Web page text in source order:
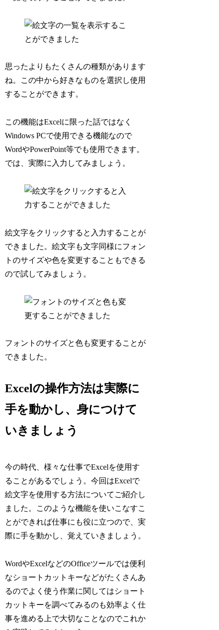
思ったよりもたくさんの種類があります
ね。この中から好きなものを選択し使用
することができます。
この機能はExcelに限った話ではなく
Windows PCで使用できる機能なので
WordやPowerPoint等でも使用できます。
では、実際に入力してみましょう。
絵文字をクリックすると入力することが
できました。絵文字も文字同様にフォン
トのサイズや色を変更することもできる
ので試してみましょう。
フォントのサイズと色も変更することが
できました。
Excelの操作方法は実際に
手を動かし、身につけて
いきましょう
今の時代、様々な仕事でExcelを使用す
ることがあるでしょう。今回はExcelで
絵文字を使用する方法についてご紹介し
ました。このような機能を使いこなすこ
とができれば仕事にも役に立つので、実
際に手を動かし、覚えていきましょう。
WordやExcelなどのOfficeツールでは便利
なショートカットキーなどがたくさんあ
るのでよく使う作業に関してはショート
カットキーを調べてみるのも効率よく仕
事を進める上で大切なことなのでこれか